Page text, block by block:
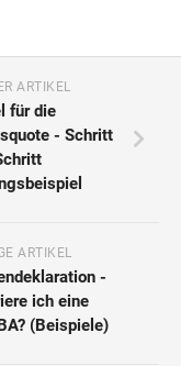
ARTIKEL
für die
- Schritt
ARTIKEL
-
ich eine
(Beispiele)